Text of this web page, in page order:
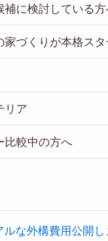
補に検討している
家づくりが本格ス
リア
比較中の方へ
ルな外構費用公開